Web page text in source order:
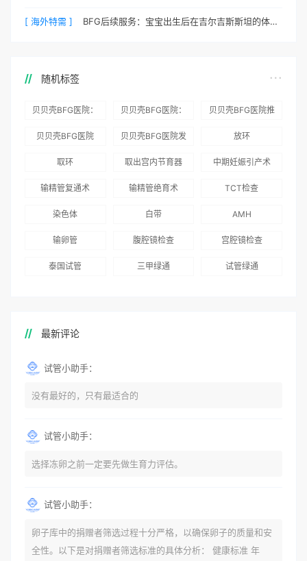
[ 海外特需 ] BFG后续服务：宝宝出生后在吉尔吉斯斯坦的体检与回国
随机标签
贝贝壳BFG医院：
务
贝贝壳BFG医院：
术”和“法律支持”
贝贝壳BFG医院推
贝贝壳BFG医院
贝贝壳BFG医院发
国版）》
放环
取环 取出宫内节育器 中期妊娠引产术
输精管复通术 输精管绝育术 TCT检查
染色体 白带 AMH
输卵管 腹腔镜检查 宫腔镜检查
泰国试管 三甲绿通 试管绿通
最新评论
试管小助手：
没有最好的，只有最适合的
试管小助手：
选择冻卵之前一定要先做生育力评估。
试管小助手：
卵子库中的捐赠者筛选过程十分严格，以确保卵子的质量和安
全性。以下是对捐赠者筛选标准的具体分析： 健康标准 年